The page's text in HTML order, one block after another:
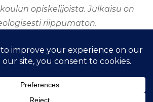
opiskelijoista. Julkaisu on
riippumaton.